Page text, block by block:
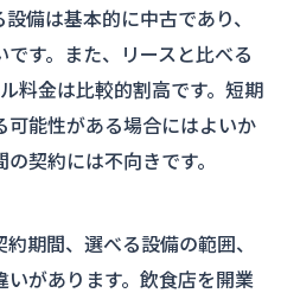
備は基本的に中古であり、
す。また、リースと比べる
料金は比較的割高です。短期
可能性がある場合にはよいか
契約には不向きです。
期間、選べる設備の範囲、
があります。飲食店を開業